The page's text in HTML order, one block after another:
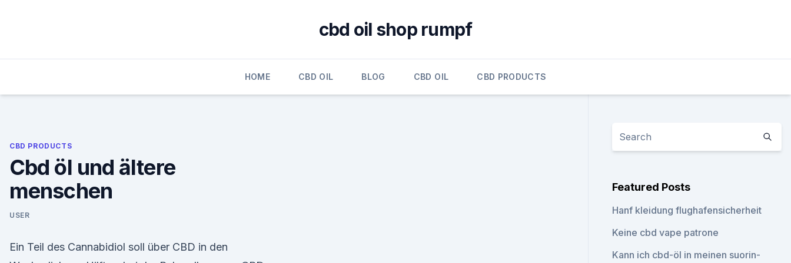
cbd oil shop rumpf
HOME CBD OIL BLOG CBD OIL CBD PRODUCTS
CBD PRODUCTS
Cbd öl und ältere
menschen
USER
Ein Teil des Cannabidiol soll über CBD in den
Featured Posts
Hanf kleidung flughafensicherheit
Keine cbd vape patrone
Kann ich cbd-öl in meinen suorin-